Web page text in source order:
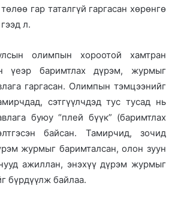
гар таталгүй гаргасан хөрөнгө
л.
олимпын хороотой хамтран
үеэр баримтлах дүрэм, журмыг
гаргасан. Олимпын тэмцээнийг
сэтгүүлчдэд тус тусад нь
буюу “плей бүүк” (баримтлах
байсан. Тамирчид, зочид
журмыг баримталсан, олон зуун
ажиллан, энэхүү дүрэм журмыг
бүрдүүлж байлаа.